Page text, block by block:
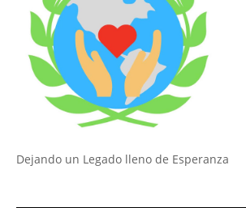
Dejando un Legado lleno de Esperanza